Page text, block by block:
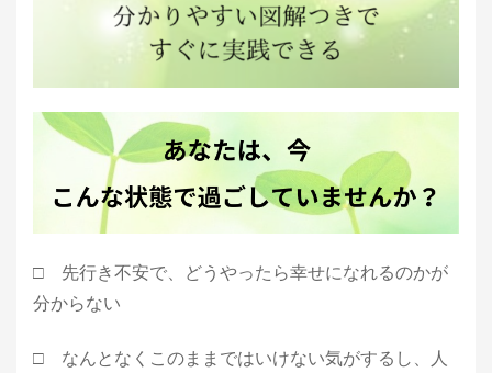
□ 先行き不安で、どうやったら幸せになれるのかが
分からない
□ なんとなくこのままではいけない気がするし、人